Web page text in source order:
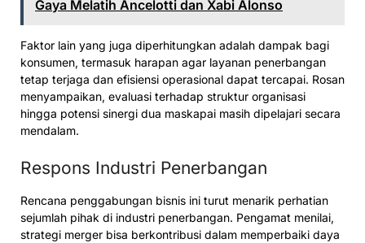
Gaya Melatih Ancelotti dan Xabi Alonso
Faktor lain yang juga diperhitungkan adalah dampak bagi
konsumen, termasuk harapan agar layanan penerbangan
tetap terjaga dan efisiensi operasional dapat tercapai. Rosan
menyampaikan, evaluasi terhadap struktur organisasi
hingga potensi sinergi dua maskapai masih dipelajari secara
mendalam.
Respons Industri Penerbangan
Rencana penggabungan bisnis ini turut menarik perhatian
sejumlah pihak di industri penerbangan. Pengamat menilai,
strategi merger bisa berkontribusi dalam memperbaiki daya